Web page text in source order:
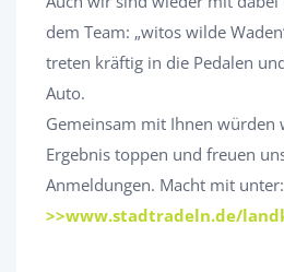
dem Team: „witos wilde
treten kräftig in die Pedalen
Auto.
Gemeinsam mit Ihnen würden
Ergebnis toppen und freuen
Anmeldungen. Macht mit unter:
>>www.stadtradeln.de/